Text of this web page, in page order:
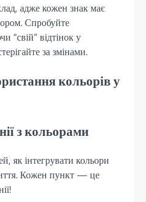
адже кожен знак має
Спробуйте
“свій” відтінок у
за змінами.
кольорів у
з кольорами
як інтегрувати кольори
Кожен пункт — це